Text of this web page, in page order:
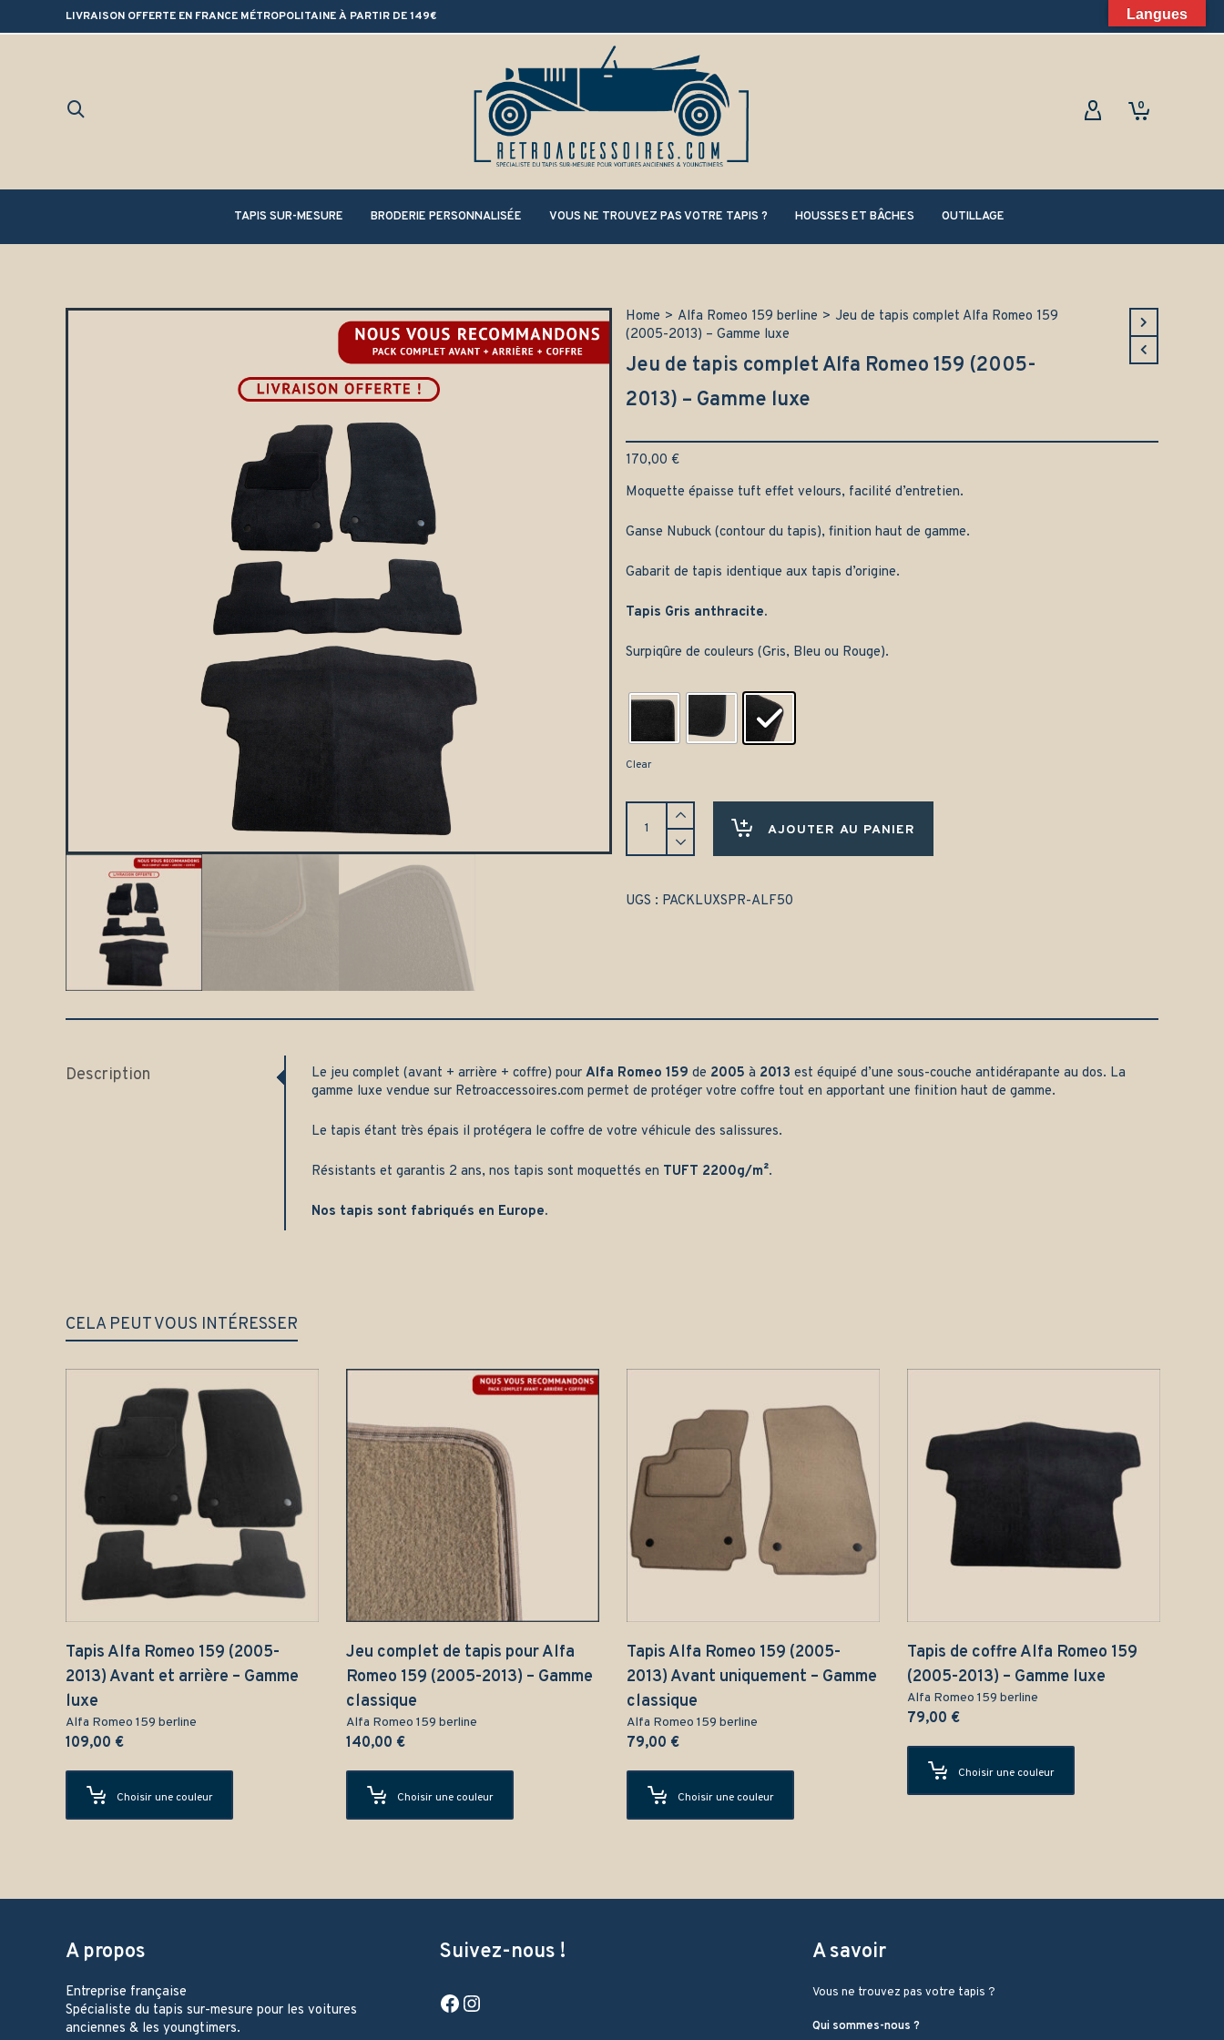
LIVRAISON OFFERTE EN FRANCE MÉTROPOLITAINE À PARTIR DE 149€
0
TAPIS SUR-MESURE BRODERIE PERSONNALISÉE VOUS NE TROUVEZ PAS VOTRE TAPIS ? HOUSSES ET BÂCHES OUTILLAGE
Home > Alfa Romeo 159 berline > Jeu de tapis complet Alfa Romeo 159
(2005-2013) – Gamme luxe
Jeu de tapis complet Alfa Romeo 159 (2005-
2013) – Gamme luxe
170,00 €
Moquette épaisse tuft effet velours, facilité d’entretien.
Ganse Nubuck (contour du tapis), finition haut de gamme.
Gabarit de tapis identique aux tapis d’origine.
Tapis Gris anthracite.
Surpiqûre de couleurs (Gris, Bleu ou Rouge).
Clear
Jeu
Romeo
AJOUTER AU PANIER
UGS : PACKLUXSPR-ALF50
Description Le jeu complet (avant + arrière + coffre) pour Alfa Romeo 159 de 2005 à 2013 est équipé d’une sous-couche antidérapante au dos. La
gamme luxe vendue sur Retroaccessoires.com permet de protéger votre coffre tout en apportant une finition haut de gamme.
Le tapis étant très épais il protégera le coffre de votre véhicule des salissures.
Résistants et garantis 2 ans, nos tapis sont moquettés en TUFT 2200g/m².
Nos tapis sont fabriqués en Europe.
CELA PEUT VOUS INTÉRESSER
Tapis Alfa Romeo 159 (2005-
2013) Avant et arrière – Gamme
luxe
Alfa Romeo 159 berline
109,00 €
Choisir une couleur
Jeu complet de tapis pour Alfa
Romeo 159 (2005-2013) – Gamme
classique
Alfa Romeo 159 berline
140,00 €
Choisir une couleur
Tapis Alfa Romeo 159 (2005-
2013) Avant uniquement – Gamme
classique
Alfa Romeo 159 berline
79,00 €
Choisir une couleur
Tapis de coffre Alfa Romeo 159
(2005-2013) – Gamme luxe
Alfa Romeo 159 berline
79,00 €
Choisir une couleur
A propos
Entreprise française
Spécialiste du tapis sur-mesure pour les voitures
anciennes & les youngtimers.
Suivez-nous !
Facebook
A savoir
Vous ne trouvez pas votre tapis ?
Qui sommes-nous ?
Langues